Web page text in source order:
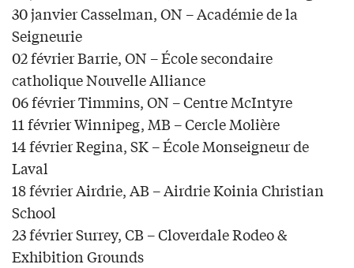
30 janvier Casselman, ON – Académie de la
Seigneurie
02 février Barrie, ON – École secondaire
catholique Nouvelle Alliance
06 février Timmins, ON – Centre McIntyre
11 février Winnipeg, MB – Cercle Molière
14 février Regina, SK – École Monseigneur de
Laval
18 février Airdrie, AB – Airdrie Koinia Christian
School
23 février Surrey, CB – Cloverdale Rodeo &
Exhibition Grounds